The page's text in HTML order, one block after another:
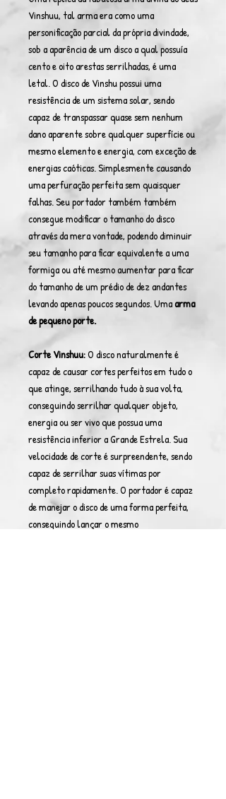
Vinshuu, tal arma era como uma
personificação parcial da própria divindade,
sob a aparência de um disco a qual possuía
cento e oito arestas serrilhadas, é uma
letal. O disco de Vinshu possui uma
resistência de um sistema solar, sendo
capaz de transpassar quase sem nenhum
dano aparente sobre qualquer superfície ou
mesmo elemento e energia, com exceção de
energias caóticas. Simplesmente causando
uma perfuração perfeita sem quaisquer
falhas. Seu portador também também
consegue modificar o tamanho do disco
através da mera vontade, podendo diminuir
seu tamanho para ficar equivalente a uma
formiga ou até mesmo aumentar para ficar
do tamanho de um prédio de dez andantes
levando apenas poucos segundos. Umaarma
de pequeno porte.
Corte Vinshuu:O disco naturalmente é
capaz de causar cortes perfeitos em tudo o
que atinge, serrilhando tudo à sua volta,
conseguindo serrilhar qualquer objeto,
energia ou ser vivo que possua uma
resistência inferior a Grande Estrela. Sua
velocidade de corte é surpreendente, sendo
capaz de serrilhar suas vítimas por
completo rapidamente. O portador é capaz
de manejar o disco de uma forma perfeita,
conseguindo lançar o mesmo